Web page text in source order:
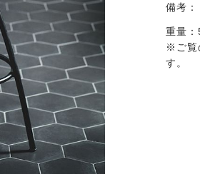
備考：
重量
※ご覧
す。